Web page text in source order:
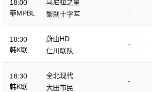
18:00
菲MPBL
马尼拉之星
-
黎刹十字军
18:30
韩K联
蔚山HD
-
仁川联队
18:30
韩K联
全北现代
-
大田市民